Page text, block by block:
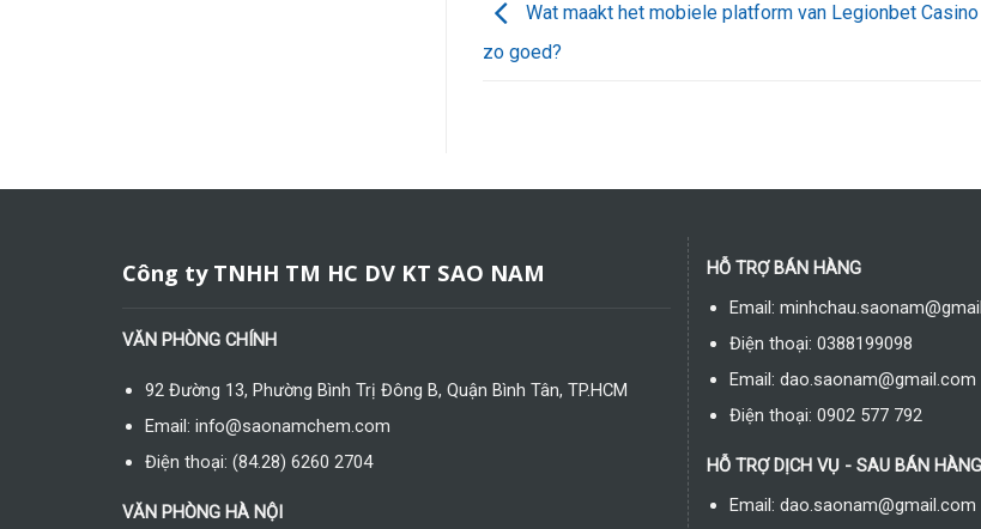
Wat maakt het mobiele platform van Legionbet Casino
zo goed?
Công ty TNHH TM HC DV KT SAO NAM
VĂN PHÒNG CHÍNH
92 Đường 13, Phường Bình Trị Đông B, Quận Bình Tân, TP.HCM
Email: info@saonamchem.com
Điện thoại: (84.28) 6260 2704
VĂN PHÒNG HÀ NỘI
HỖ TRỢ BÁN HÀNG
Email:
Điện thoại: 0388199098
Email: dao.saonam@gmail.com
Điện thoại: 0902 577 792
HỖ TRỢ DỊCH VỤ - SAU BÁN HÀNG
Email: dao.saonam@gmail.com